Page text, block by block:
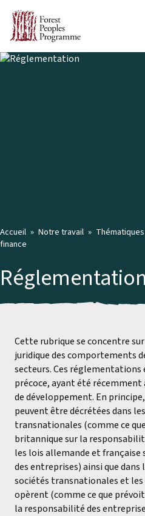
Accueil Notre travail Thématiques
finance
Réglementation
Cette rubrique se concentre
juridique des comportements
secteurs. Ces réglementations
précoce, ayant été
de développement. En
peuvent être décrétées dans
transnationales (comme ce
britannique sur la
les lois allemande et française
des entreprises) ainsi que dans
sociétés transnationales et
opèrent (comme ce que
la responsabilité des